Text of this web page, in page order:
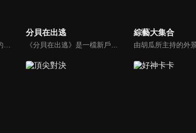
分貝在出逃 綜藝大集合